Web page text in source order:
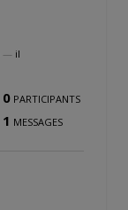
— il
0 PARTICIPANTS
1 MESSAGES